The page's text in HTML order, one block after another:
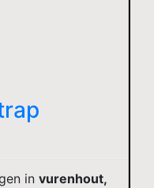
in vurenhout,